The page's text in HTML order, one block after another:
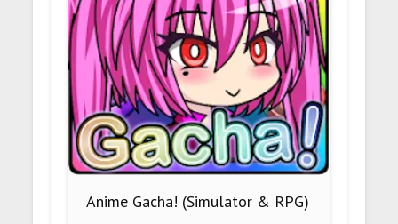
Anime Gacha! (Simulator & RPG)